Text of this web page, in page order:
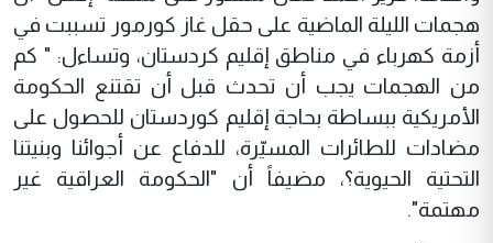
هجمات الليلة الماضية على حقل غاز كورمور تسببت في
أزمة كهرباء في مناطق إقليم كردستان، وتساءل: " كم
من الهجمات يجب أن تحدث قبل أن تقتنع الحكومة
الأمريكية ببساطة بحاجة إقليم كوردستان للحصول على
مضادات للطائرات المسيّرة، للدفاع عن أجوائنا وبنيتنا
التحتية الحيوية؟، مضيفاً أن "الحكومة العراقية غير
مهتمة".